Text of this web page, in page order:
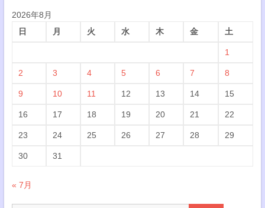
2026年8月
日
月 火 水 木 金 土
1
2 3 4 5 6 7 8
9 10 11 12 13 14 15
16 17 18 19 20 21 22
23 24 25 26 27 28 29
30 31
« 7月